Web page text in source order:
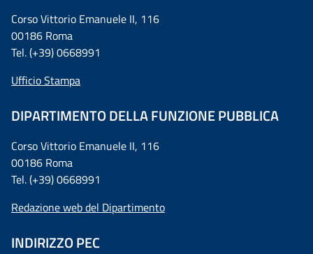
Corso Vittorio Emanuele II, 116
00186 Roma
Tel. (+39) 0668991
Ufficio Stampa
DIPARTIMENTO DELLA FUNZIONE PUBBLICA
Corso Vittorio Emanuele II, 116
00186 Roma
Tel. (+39) 0668991
Redazione web del Dipartimento
INDIRIZZO PEC